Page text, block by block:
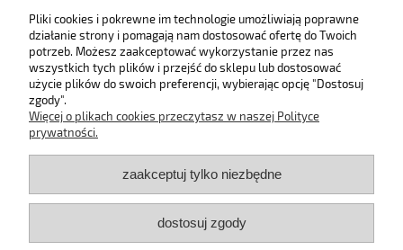
SKLEP
MOJE KONTO
BĄDŹ NA BIEŻĄCO!
Kosmetyki samochodowe Automotive Care©2026 | PlatformaShoper
Pliki cookies i pokrewne im technologie umożliwiają poprawne
działanie strony i pomagają nam dostosować ofertę do Twoich
potrzeb. Możesz zaakceptować wykorzystanie przez nas
wszystkich tych plików i przejść do sklepu lub dostosować
użycie plików do swoich preferencji, wybierając opcję "Dostosuj
zgody".
Więcej o plikach cookies przeczytasz w naszej Polityce
prywatności.
zaakceptuj tylko niezbędne
dostosuj zgody